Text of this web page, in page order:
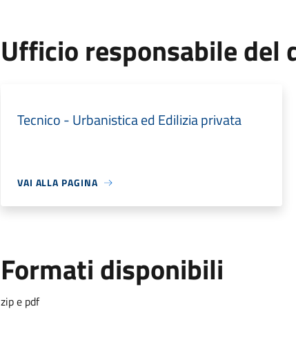
Ufficio responsabile del
Tecnico - Urbanistica ed Edilizia privata
VAI ALLA PAGINA
Formati disponibili
zip e pdf